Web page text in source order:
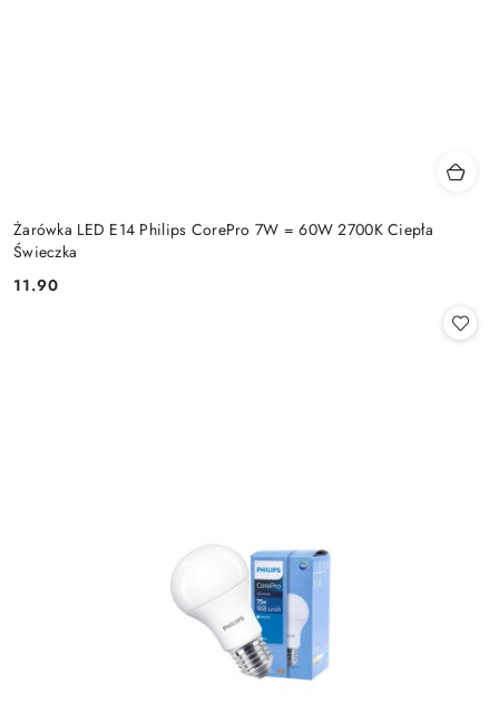
Żarówka LED E14 Philips CorePro 7W = 60W 2700K Ciepła
Świeczka
Cena:
11.90